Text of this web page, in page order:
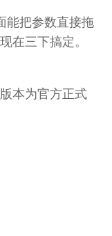
把参数直接拖
在三下搞定。
本为官方正式